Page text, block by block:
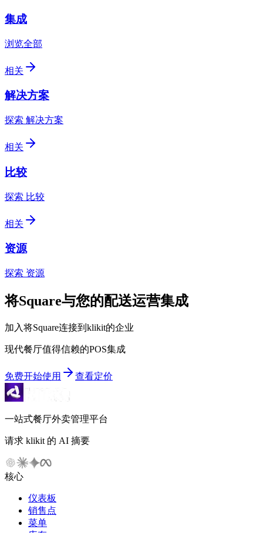
集成
浏览全部
相关
解决方案
探索 解决方案
相关
比较
探索 比较
相关
资源
探索 资源
将Square与您的配送运营集成
加入将Square连接到klikit的企业
现代餐厅值得信赖的POS集成
免费开始使用 查看定价
一站式餐厅外卖管理平台
请求 klikit 的 AI 摘要
核心
仪表板
销售点
菜单